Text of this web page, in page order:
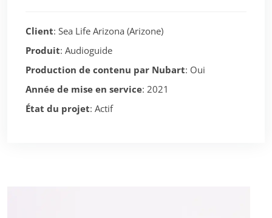
Client: Sea Life Arizona (Arizone)
Produit: Audioguide
Production de contenu par Nubart: Oui
Année de mise en service: 2021
État du projet: Actif